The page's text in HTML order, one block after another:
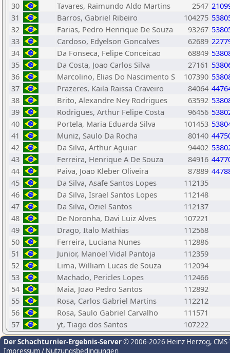
30
Tavares, Raimundo Aldo Martins 2547
31
Barros, Gabriel Ribeiro 104275
32
Farias, Pedro Henrique De Souza 93267
33
Cardoso, Edyelson Goncalves 62689
34
Da Fonseca, Felipe Conceicao 68849
35
Da Costa, Joao Carlos Silva 27161
36
Marcolino, Elias Do Nascimento S 107390
37
Prazeres, Kaila Raissa Craveiro 84064
38
Brito, Alexandre Ney Rodrigues 63592
39
Rodrigues, Arthur Felipe Costa 96456
40
Portela, Maria Eduarda Silva 101453
41
Muniz, Saulo Da Rocha 80140
42
Da Silva, Arthur Aguiar 94402
43
Ferreira, Henrique A De Souza 84916
44
Paiva, Joao Kleber Oliveira 87889
45
Da Silva, Asafe Santos Lopes
112135
46
Da Silva, Israel Santos Lopes
112148
47
Da Silva, Oziel Santos
112137
48
De Noronha, Davi Luiz Alves
107221
49
Drago, Italo Mathias
112568
50
Ferreira, Luciana Nunes
112886
51
Junior, Manoel Vidal Pantoja
112359
52
Lima, William Lucas de Souza
112094
53
Machado, Pericles Lopes
112466
54
Maia, Joao Pedro Santos
112892
55
Rosa, Carlos Gabriel Martins
112212
56
Rosa, Saulo Gabriel Carvalho
111571
57
yt, Tiago dos Santos 107222
Der Schachturnier-Ergebnis-Server© 2006-2026 Heinz Herzog,
Impressum / Nutzungsbedingungen